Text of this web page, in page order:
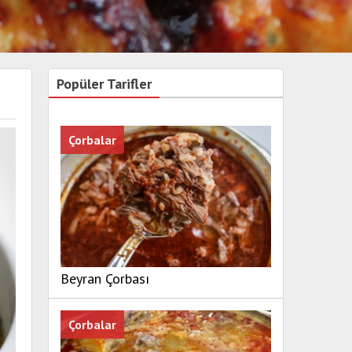
Popüler Tarifler
Beyran Çorbası
Çorbalar
Çorbalar